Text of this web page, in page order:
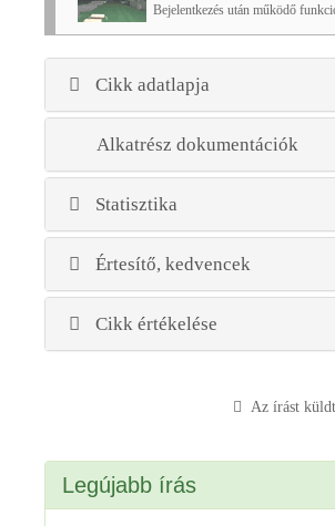
Bejelentkezés után működő
Cikk adatlapja
Alkatrész dokumentációk
Statisztika
Értesítő, kedvencek
Cikk értékelése
Az írást
Legújabb írás